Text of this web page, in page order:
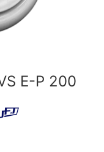
E-P 200